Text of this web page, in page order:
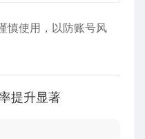
慎使用，以防账号风
提升显著